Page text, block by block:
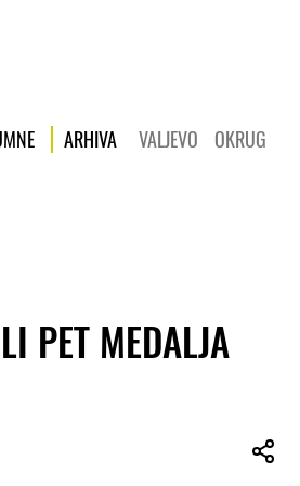
ARHIVA VALJEVO OKRUG
PET MEDALJA